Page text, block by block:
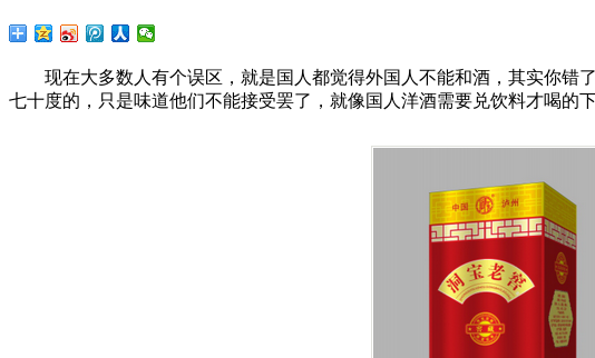
现在大多数人有个误区，就是国人都觉得外国人不能和酒，其实你
七十度的，只是味道他们不能接受罢了，就像国人洋酒需要兑饮料才喝的下